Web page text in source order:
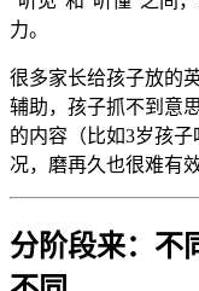
力。
很多家长给孩子放的
辅助，孩子抓不到意
的内容（比如3岁孩
况，磨再久也很难有效
分阶段来：不